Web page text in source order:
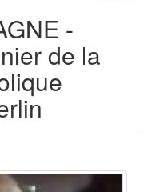
-
de la